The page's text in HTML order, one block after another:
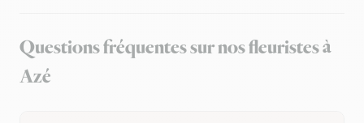
Questions fréquentes sur nos fleuristes à
Azé